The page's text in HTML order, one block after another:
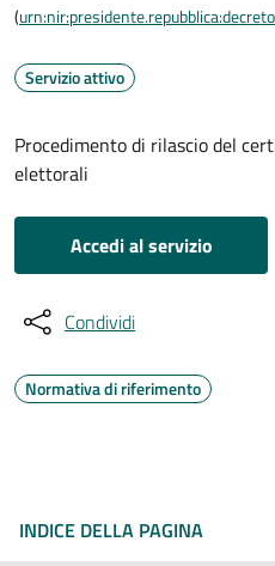
(
Servizio attivo
Procedimento di rilascio del
elettorali
Accedi al servizio
Condividi
Normativa di riferimento
INDICE DELLA PAGINA